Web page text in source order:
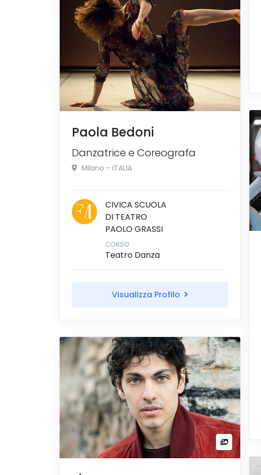
Paola Bedoni
Danzatrice e Coreografa
Milano - ITALIA
CIVICA SCUOLA
DI TEATRO
PAOLO GRASSI
CORSO
Teatro Danza
Visualizza Profilo